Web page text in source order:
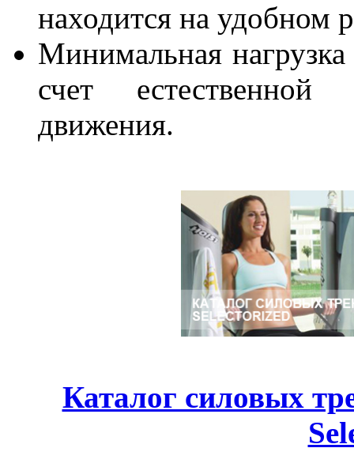
находится на удобном
Минимальная нагрузка
счет естественной
движения.
Каталог силовых